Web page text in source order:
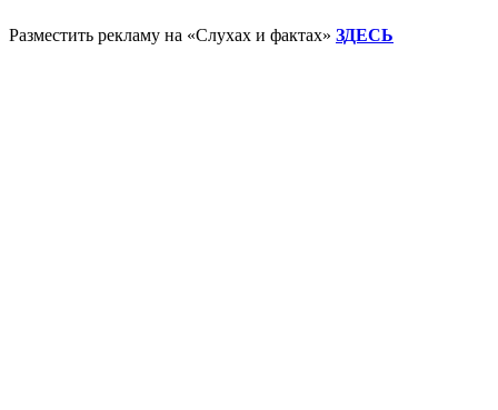
Разместить рекламу на «Слухах и фактах» ЗДЕСЬ